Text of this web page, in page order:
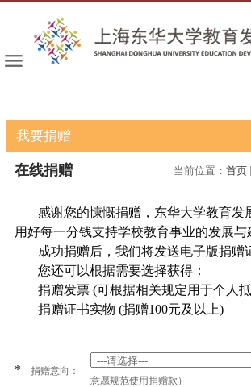
我要捐赠
当前位置： 首页
在线捐赠
感谢您的慷慨捐赠，东华大学教育
用好每一分钱支持学校教育事业的发展
成功捐赠后，我们将发送电子版捐赠
您还可以根据需要选择获得：
捐赠发票 (可根据相关规定用于个人
捐赠证书实物 (捐赠100元及以上)
* 捐赠意向：
意愿规范使用捐赠款）